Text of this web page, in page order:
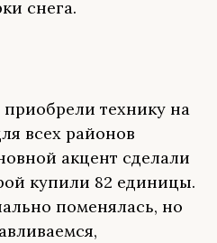
снега.
технику на
всех районов
акцент сделали
купили 82 единицы.
поменялась, но